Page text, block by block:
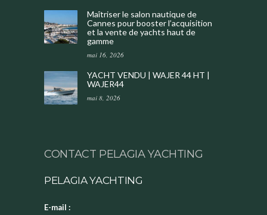
Maîtriser le salon nautique de
Cannes pour booster l’acquisition
et la vente de yachts haut de
gamme
mai 16, 2026
YACHT VENDU | WAJER 44 HT |
WAJER44
mai 8, 2026
CONTACT PELAGIA YACHTING
PELAGIA YACHTING
E-mail :